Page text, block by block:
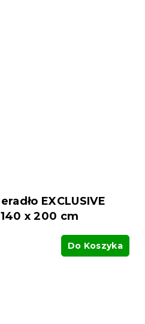
EXCLUSIVE
x 200 cm
Do Koszyka